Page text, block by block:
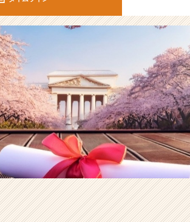
ン
ル
の
タ
イ
ム
ラ
イ
ン】
|
ベ
ン